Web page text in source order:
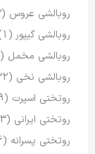
روبالشی عروس (13)
روبالشی گیپور(1)
روبالشی مخمل (98)
روبالشی نخی (32)
روتختی اسپرت (9)
روتختی ایرانی (23)
روتختی پسرانه (16)